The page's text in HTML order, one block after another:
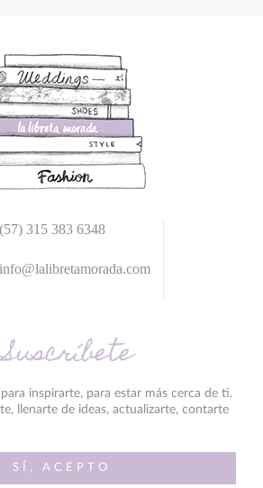
(57) 315 383 6348
info@lalibretamorada.com
Suscríbete
inspirarte, para estar más cerca de ti.
llenarte de ideas, actualizarte, contarte
SÍ, ACEPTO